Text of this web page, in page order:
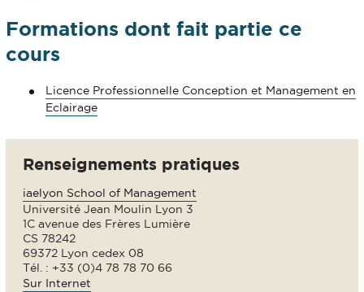
Formations dont fait partie ce
cours
Licence Professionnelle Conception et Management en
Eclairage
Renseignements pratiques
iaelyon School of Management
Université Jean Moulin Lyon 3
1C avenue des Frères Lumière
CS 78242
69372 Lyon cedex 08
Tél. : +33 (0)4 78 78 70 66
Sur Internet